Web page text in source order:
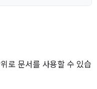
로 문서를 사용할 수 있습